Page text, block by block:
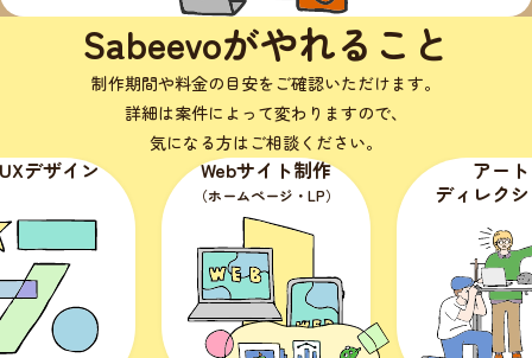
Sabeevoがやれること
制作期間や料金の目安をご確認いただけます。
詳細は案件によって変わりますので、
気になる方はご相談ください。
デザイン Webサイト制作
（ホームページ・LP）
アート
ディレク